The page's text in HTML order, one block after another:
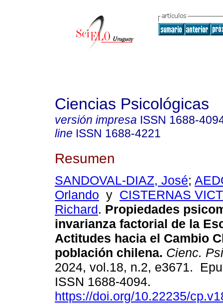
Ciencias Psicológicas
versión impresa ISSN 1688-
line ISSN 1688-4221
Resumen
SANDOVAL-DIAZ, José;
Orlando y CISTERNAS
Richard. Propiedades
invarianza factorial de la
Actitudes hacia el Cambio
población chilena. Cienc.
2024, vol.18, n.2, e3671.
ISSN 1688-4094.
https://doi.org/10.22235/